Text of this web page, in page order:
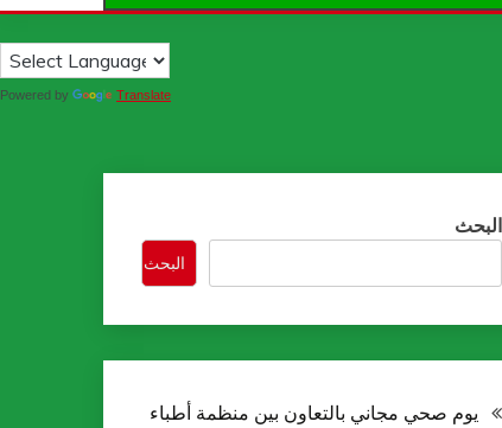
Powered by Translate
البحث
البحث
يوم صحي مجاني بالتعاون بين منظمة أطباء